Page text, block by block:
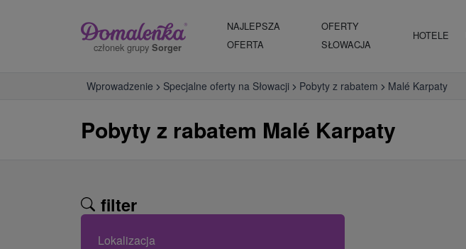
członek grupy Sorger
NAJLEPSZA
OFERTA
OFERTY
SŁOWACJA
HOTELE
Wprowadzenie Specjalne oferty na Słowacji Pobyty z rabatem Malé Karpaty
Pobyty z rabatem Malé Karpaty
filter
Lokalizacja